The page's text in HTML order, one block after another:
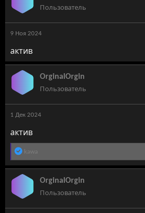
и
и
Пользователь
9 Ноя 2024
актив
OrginalOrgin
Пользователь
1 Дек 2024
актив
Р
е
а
к
и
и
kawa
OrginalOrgin
Пользователь